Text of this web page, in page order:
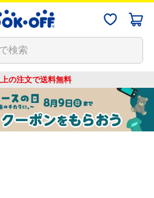
の注文で送料無料